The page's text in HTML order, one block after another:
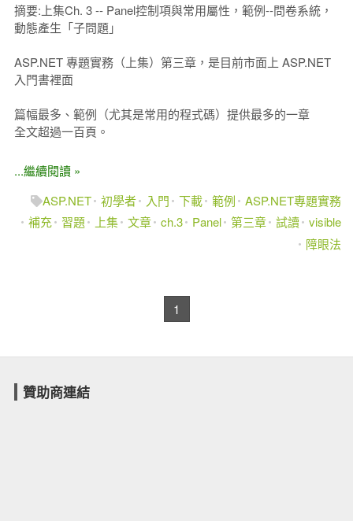
摘要:上集Ch. 3 -- Panel控制項與常用屬性，範例--問卷系統，
動態產生「子問題」
ASP.NET 專題實務（上集）第三章，是目前市面上 ASP.NET
入門書裡面
篇幅最多、範例（尤其是常用的程式碼）提供最多的一章
全文超過一百頁。
...繼續閱讀 »
ASP.NET 初學者 入門 下載 範例
ASP.NET專題實務
補充
習題 上集 文章 ch.3 Panel 第三章 試讀 visible
障眼法
1
贊助商連結